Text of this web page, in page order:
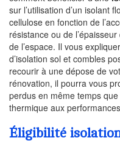
sur l’utilisation d’un isolant
cellulose en fonction de
résistance ou de
de l’espace. Il vous
d’isolation sol et combles
recourir à une dépose de
rénovation, il pourra vous
perdus en même temps
thermique aux
Éligibilité